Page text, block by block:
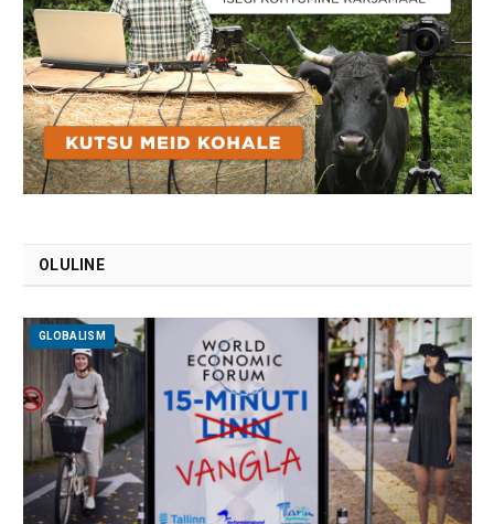
OLULINE
GLOBALISM